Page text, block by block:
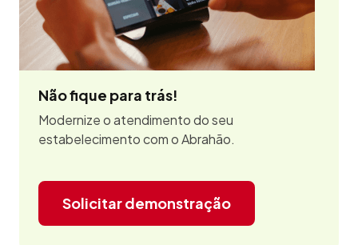
Não fique para trás!
Modernize o atendimento do seu
estabelecimento com o Abrahão.
Solicitar demonstração